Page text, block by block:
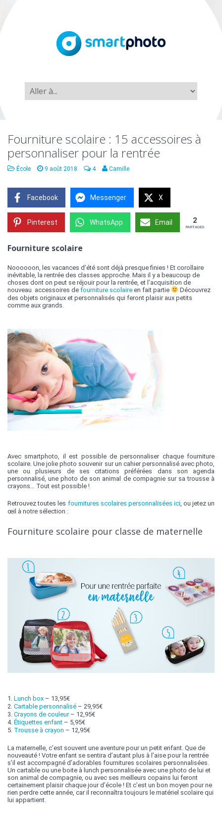
Fourniture scolaire : 15 accessoires à
personnaliser pour la rentrée
École 9 août 2018 4 Camille
Facebook Messenger X
Pinterest WhatsApp Email 2
PARTAGES
Fourniture scolaire
Noooooon, les vacances d’été sont déjà presque finies ! Et corollaire
inévitable, la rentrée des classes approche. Mais il y a beaucoup de
choses dont on peut se réjouir pour la rentrée, et l’acquisition de
nouveau accessoires de fourniture scolaire en fait partie
Découvrez
des objets originaux et personnalisés qui feront plaisir aux petits
comme aux grands.
Avec smartphoto, il est possible de personnaliser chaque fourniture
scolaire. Une jolie photo souvenir sur un cahier personnalisé avec photo,
une ou plusieurs de ses citations préférées dans son agenda
personnalisé, une photo de son animal de compagnie sur sa trousse à
crayons… Tout est possible !
Retrouvez toutes les fournitures scolaires personnalisées ici, ou jetez un
œil à notre sélection :
Fourniture scolaire pour classe de maternelle
1. Lunch box – 13,95€
2. Cartable personnalisé – 29,95€
3. Crayons de couleur– 12,95€
4. Étiquettes enfant – 5,95€
5. Trousse à crayon – 12,95€
La maternelle, c’est souvent une aventure pour un petit enfant. Que de
nouveauté ! Votre enfant se sentira d’autant plus à l’aise pour la rentrée
s’il est accompagné d’adorables fournitures scolaires personnalisées.
Un cartable ou une boite à lunch personnalisée avec une photo de lui et
son animal de compagnie, ou avec ses meilleurs copains lui feront
certainement plaisir chaque jour d’école ! Et c’est un bon moyen pour ne
rien perdre cette année, car il reconnaîtra toujours le matériel scolaire qui
lui appartient.